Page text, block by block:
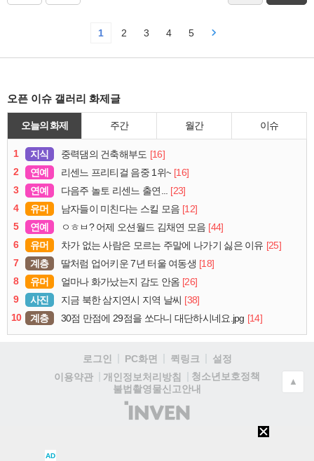
1 2 3 4 5
오픈 이슈 갤러리 화제글
오늘의 화제 주간 월간 이슈
1 지식 중력댐의 건축해부도 [16]
2
연예 리센느 프리티걸 음중 1위~ [16]
3
연예 다음주 놀토 리센느 출연...
[23]
4
유머 남자들이 미친다는 스킬 모음 [12]
5
연예 ㅇㅎㅂ? 어제 오션월드 김채연 모음 [44]
6
유머 차가 없는 사람은 모르는 주말에 나가기 싫은 이유 [25]
7
계층 딸처럼 업어키운 7년 터울 여동생 [18]
8
유머 얼마나 화가났는지 감도 안옴 [26]
9
사진 지금 북한 삼지연시 지역 날씨 [38]
10
계층 30점 만점에 29점을 쏘다니 대단하시네요.jpg [14]
로그인 PC화면 퀵링크
설정
이용약관
개인정보처리방침
청소년보호정책
불법촬영물신고안내
(주)
인
▲
AD